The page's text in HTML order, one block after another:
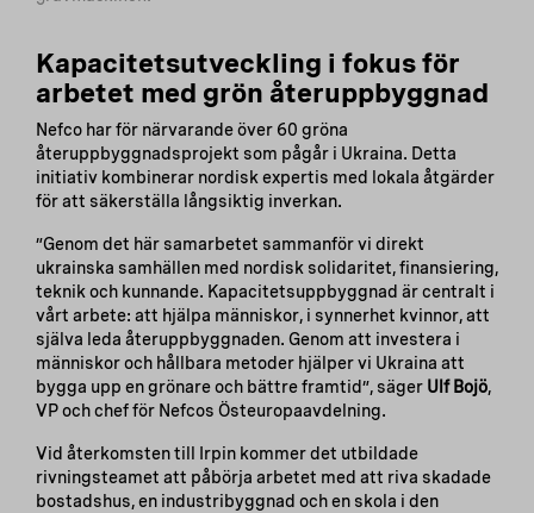
Kapacitetsutveckling i fokus för
arbetet med grön återuppbyggnad
Nefco har för närvarande över 60 gröna
återuppbyggnadsprojekt som pågår i Ukraina. Detta
initiativ kombinerar nordisk expertis med lokala åtgärder
för att säkerställa långsiktig inverkan.
”Genom det här samarbetet sammanför vi direkt
ukrainska samhällen med nordisk solidaritet, finansiering,
teknik och kunnande. Kapacitetsuppbyggnad är centralt i
vårt arbete: att hjälpa människor, i synnerhet kvinnor, att
själva leda återuppbyggnaden. Genom att investera i
människor och hållbara metoder hjälper vi Ukraina att
bygga upp en grönare och bättre framtid”, säger Ulf Bojö,
VP och chef för Nefcos Östeuropaavdelning.
Vid återkomsten till Irpin kommer det utbildade
rivningsteamet att påbörja arbetet med att riva skadade
bostadshus, en industribyggnad och en skola i den